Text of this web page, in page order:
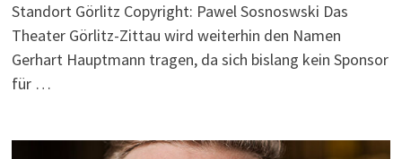
Standort Görlitz Copyright: Pawel Sosnoswski Das
Theater Görlitz-Zittau wird weiterhin den Namen
Gerhart Hauptmann tragen, da sich bislang kein Sponsor
für …